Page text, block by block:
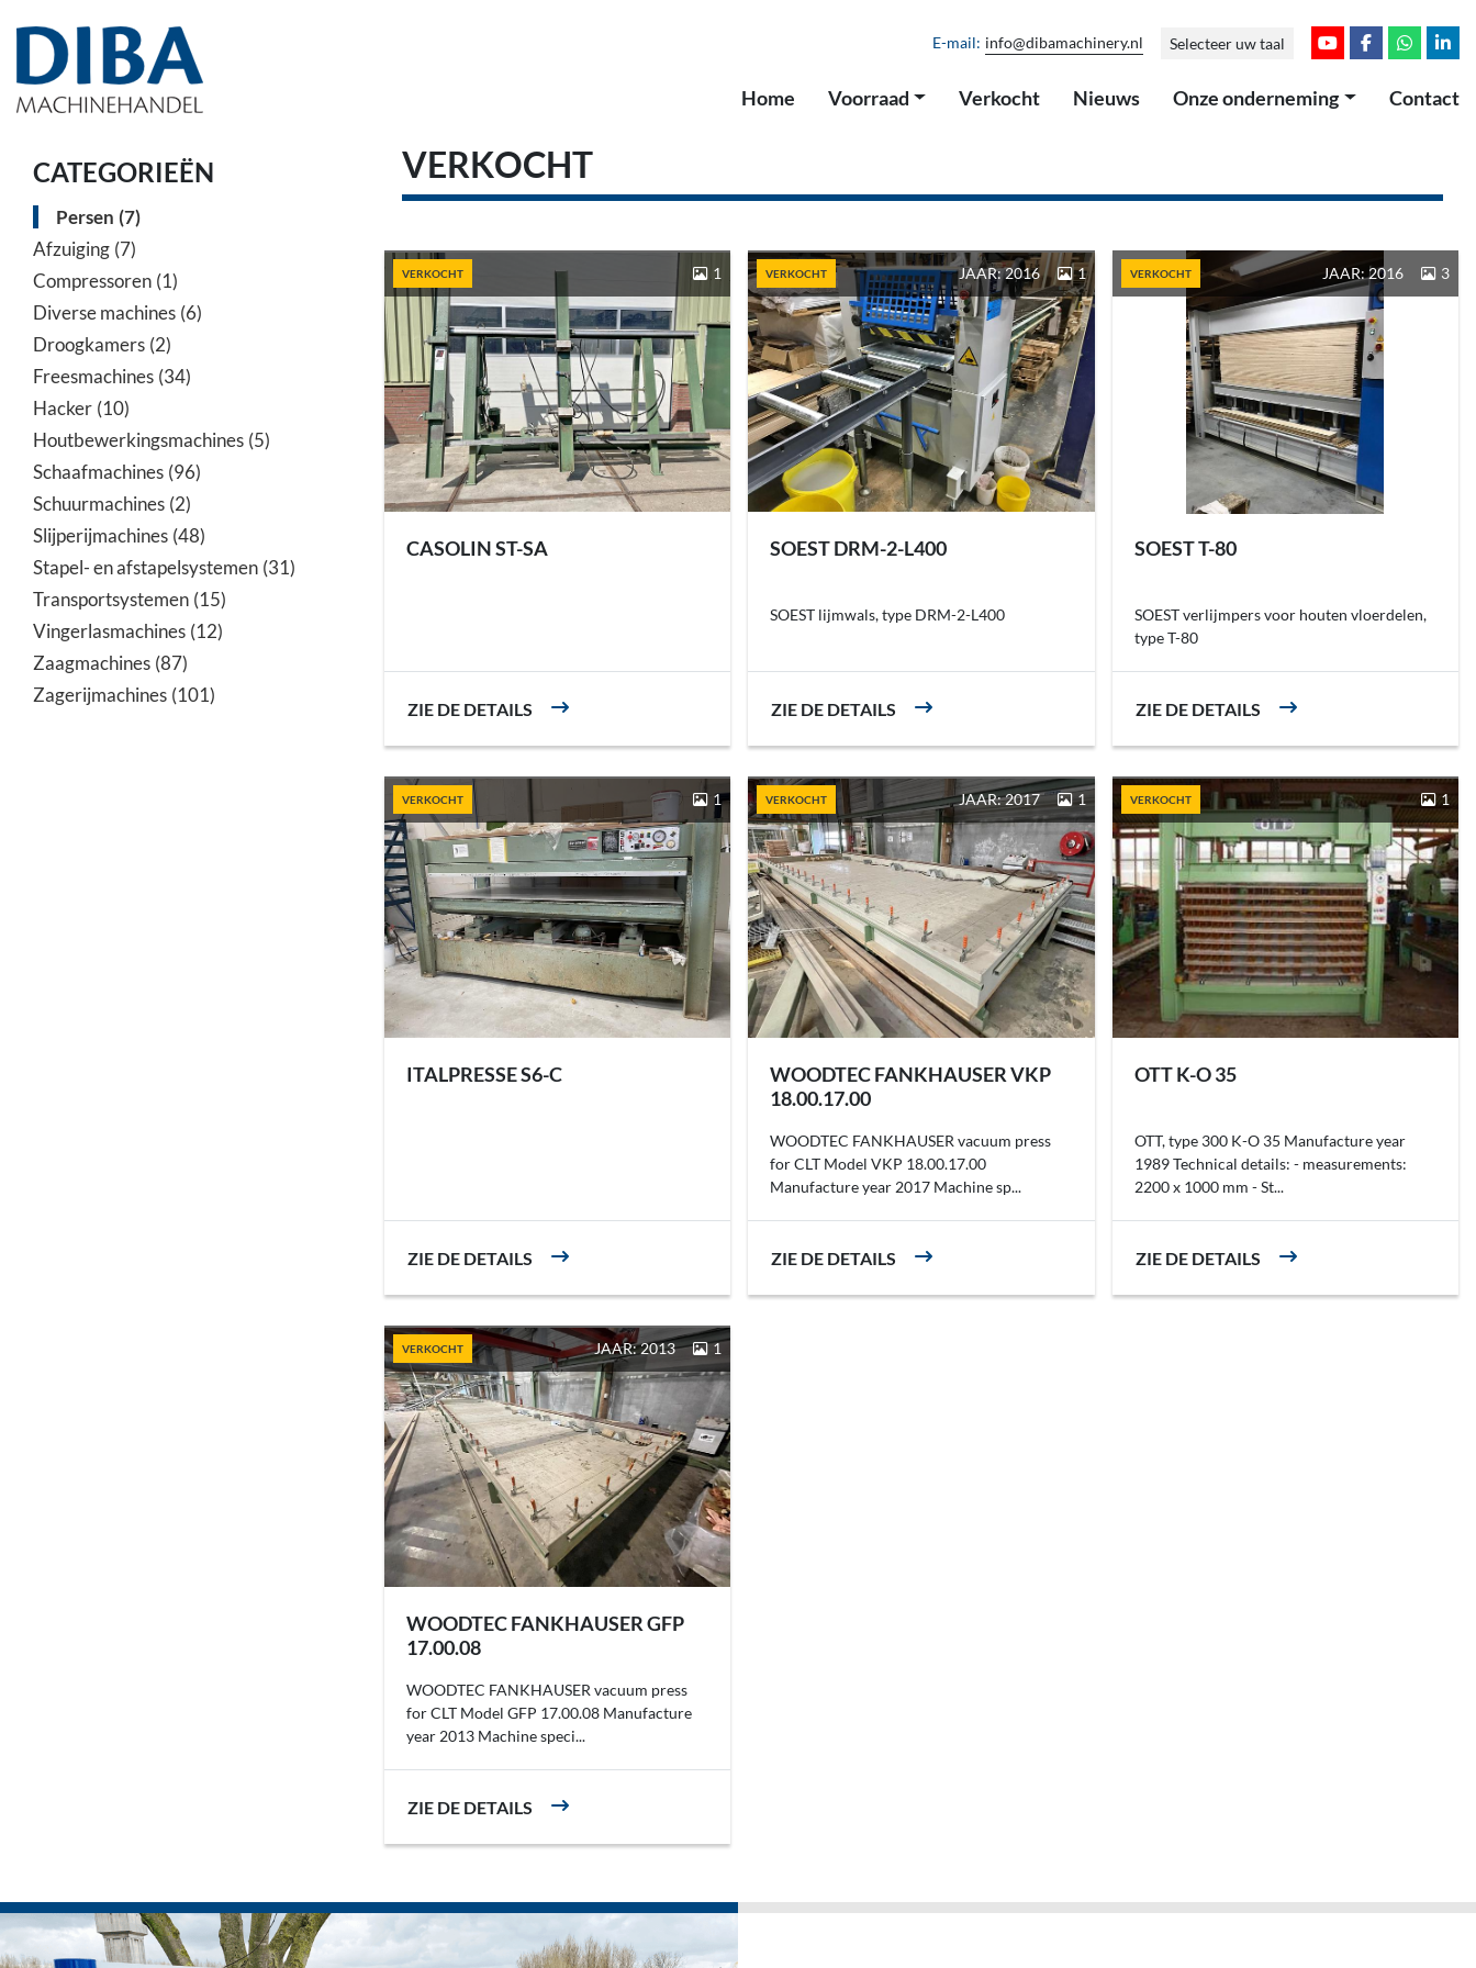
E-mail: info@dibamachinery.nl Selecteer uw taal
youtubefacebook
Home Voorraad Verkocht Nieuws Onze onderneming Contact
CATEGORIEËN
Persen 7
Afzuiging 7
Compressoren 1
Diverse machines 6
Droogkamers 2
Freesmachines 34
Hacker 10
Houtbewerkingsmachines 5
Schaafmachines 96
Schuurmachines 2
Slijperijmachines 48
Stapel- en afstapelsystemen 31
Transportsystemen 15
Vingerlasmachines 12
Zaagmachines 87
Zagerijmachines 101
VERKOCHT
VERKOCHT 1
CASOLIN ST-SA
ZIE DE DETAILS
VERKOCHT JAAR: 2016 1
SOEST DRM-2-L400
SOEST lijmwals, type DRM-2-L400
ZIE DE DETAILS
VERKOCHT JAAR: 2016 3
SOEST T-80
SOEST verlijmpers voor houten vloerdelen,
type T-80
ZIE DE DETAILS
VERKOCHT 1
ITALPRESSE S6-C
ZIE DE DETAILS
VERKOCHT JAAR: 2017 1
WOODTEC FANKHAUSER VKP
18.00.17.00
WOODTEC FANKHAUSER vacuum press
for CLT Model VKP 18.00.17.00
Manufacture year 2017 Machine sp...
ZIE DE DETAILS
VERKOCHT 1
OTT K-O 35
OTT, type 300 K-O 35 Manufacture year
1989 Technical details: - measurements:
2200 x 1000 mm - St...
ZIE DE DETAILS
VERKOCHT JAAR: 2013 1
WOODTEC FANKHAUSER GFP
17.00.08
WOODTEC FANKHAUSER vacuum press
for CLT Model GFP 17.00.08 Manufacture
year 2013 Machine speci...
ZIE DE DETAILS